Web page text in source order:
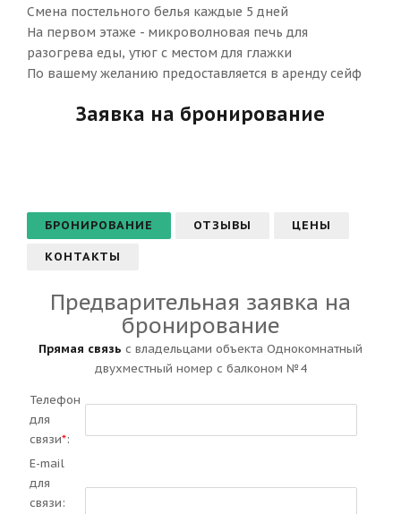
Смена постельного белья каждые 5 дней
На первом этаже - микроволновая печь для
разогрева еды, утюг с местом для глажки
По вашему желанию предоставляется в аренду сейф
Заявка на бронирование
БРОНИРОВАНИЕ ОТЗЫВЫ ЦЕНЫ
КОНТАКТЫ
Предварительная заявка на
бронирование
Прямая связь с владельцами объекта Однокомнатный
двухместный номер с балконом №4
Телефон
для
связи*:
E-mail
для
связи: